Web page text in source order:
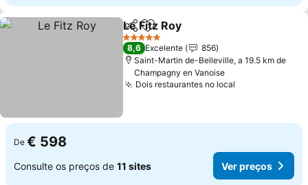
PartilharAdicionar aos favoritos
Le Fitz Roy
5 Estrelas
8,6 Excelente
856
Saint-Martin de-Belleville, a 19.5 km de
Champagny en Vanoise
Dois restaurantes no local
De € 598
Consulte os preços de 11 sites Ver preços